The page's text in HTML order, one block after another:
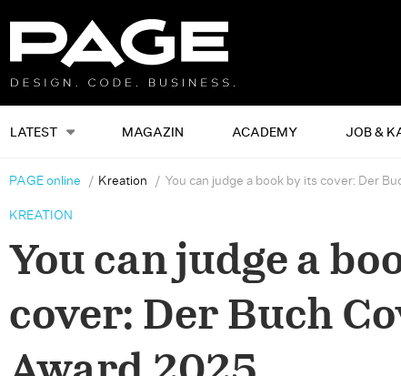
LATEST MAGAZIN ACADEMY JOB &
PAGE online Kreation You can judge a book by its cover: Der
KREATION
You can judge a
cover: Der Buch